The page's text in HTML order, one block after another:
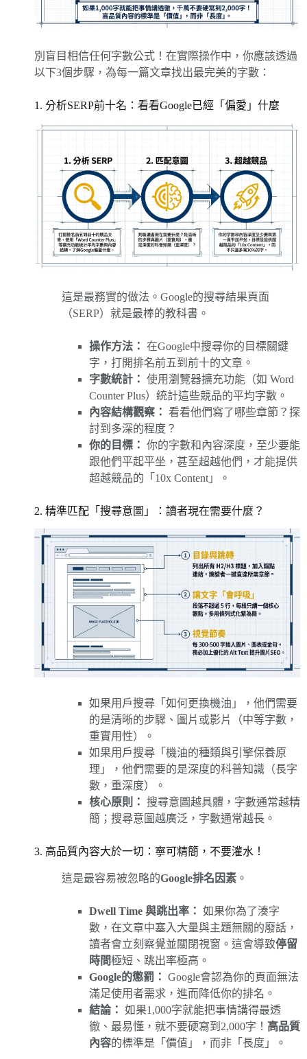
別盲目相信任何字數公式！在實際操作中，你應該透過
以下3個步驟，為每一篇文章找出最完美的字數：
1. 分析SERP前十名：看看Google已經「偏愛」什麼
這是最務實的做法。Google的搜尋結果頁面
（SERP）就是最棒的教科書。
操作方法： 在Google中搜尋你的目標關鍵
字，打開排名前五到前十的文章。
字數統計： 使用瀏覽器擴充功能（如 Word
Counter Plus）統計這些競品的平均字數。
內容結構觀察： 看看他們寫了哪些章節？探
討到多深的程度？
你的目標： 你的字數和內容深度，至少要能
跟他們平起平坐，甚至超越他們，才能提供
超越競品的「10x Content」。
2. 精準匹配「搜尋意圖」：讀者現在需要什麼？
如果用戶搜尋「如何更換機油」，他們需要
的是清晰的步驟、圖片或影片（中等字數，
重實用性）。
如果用戶搜尋「機油的種類與引擎保養原
理」，他們需要的是深度的科普知識（長字
數，重深度）。
核心原則： 搜尋意圖越具體，字數通常越精
簡；搜尋意圖越廣泛，字數通常越長。
3. 高品質內容大於一切：寧可精簡，不要灌水！
這是最容易被忽略的Google排名因素 。
Dwell Time 與跳出率： 如果你為了湊字
數，在文章中塞入大量與主題無關的廢話，
讀者會立刻察覺並關閉視窗。這會導致停留
時間極短、跳出率極高。
Google的懲罰： Google會認為你的頁面無法
滿足使用者需求，進而降低你的排名。
結論： 如果1,000字就能把事情講得最透
徹、最易懂，就不要硬寫到2,000字！ 高品質
內容的標準是「價值」，而非「長度」。